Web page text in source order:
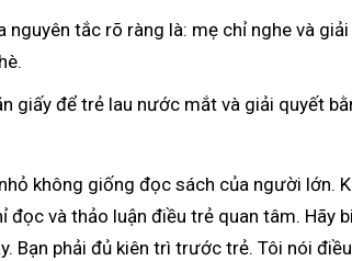
tắc rõ ràng là: mẹ chỉ nghe và
giấy để trẻ lau nước mắt và giải quyết
không giống đọc sách của người lớn.
và thảo luận điều trẻ quan tâm. Hãy
Bạn phải đủ kiên trì trước trẻ. Tôi nói